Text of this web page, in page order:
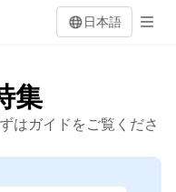
日本語
集
はガイドをご覧くださ